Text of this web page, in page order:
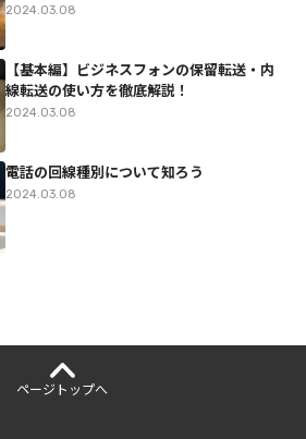
2024.03.08
【基本編】ビジネスフォンの保留転送・内
線転送の使い方を徹底解説！
2024.03.08
電話の回線種別について知ろう
2024.03.08
ページ トップへ